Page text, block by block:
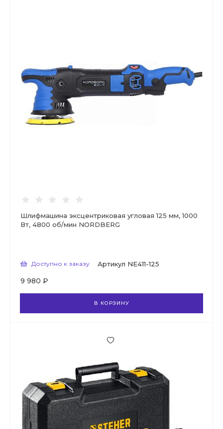
Шлифмашина эксцентриковая угловая 125 мм, 1000
Вт, 4800 об/мин NORDBERG
Доступно к заказу Артикул NE411-125
9 980 ₽
В КОРЗИНУ